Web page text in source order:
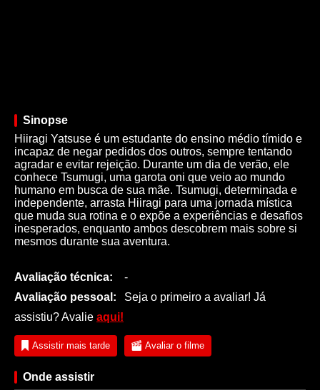
Sinopse
Hiiragi Yatsuse é um estudante do ensino médio tímido e
incapaz de negar pedidos dos outros, sempre tentando
agradar e evitar rejeição. Durante um dia de verão, ele
conhece Tsumugi, uma garota oni que veio ao mundo
humano em busca de sua mãe. Tsumugi, determinada e
independente, arrasta Hiiragi para uma jornada mística
que muda sua rotina e o expõe a experiências e desafios
inesperados, enquanto ambos descobrem mais sobre si
mesmos durante sua aventura.
Avaliação técnica:
-
Avaliação pessoal:
Seja o primeiro a avaliar! Já
assistiu? Avalie aqui!
Assistir mais tarde Avaliar o filme
Onde assistir